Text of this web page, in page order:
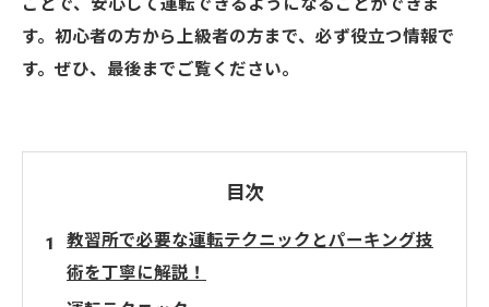
ことで、安心して運転できるようになることができま
す。初心者の方から上級者の方まで、必ず役立つ情報で
す。ぜひ、最後までご覧ください。
目次
教習所で必要な運転テクニックとパーキング技
術を丁寧に解説！